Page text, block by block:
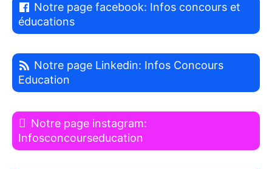
Notre page facebook: Infos concours et
éducations
Notre page Linkedin: Infos Concours
Education
Notre page instagram:
Infosconcourseducation